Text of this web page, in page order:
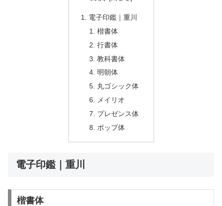
電子印鑑｜重川
楷書体
行書体
教科書体
明朝体
丸ゴシック体
メイリオ
プレゼンス体
ポップ体
電子印鑑｜重川
楷書体